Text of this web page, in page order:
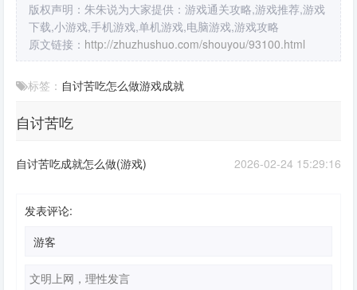
版权声明：朱朱说为大家提供：游戏通关攻略,游戏推荐,游戏
下载,小游戏,手机游戏,单机游戏,电脑游戏,游戏攻略
原文链接： http://zhuzhushuo.com/shouyou/93100.html
标签： 自讨苦吃怎么做游戏成就
自讨苦吃
2026-02-24 15:29:16
自讨苦吃成就怎么做(游戏)
发表评论: